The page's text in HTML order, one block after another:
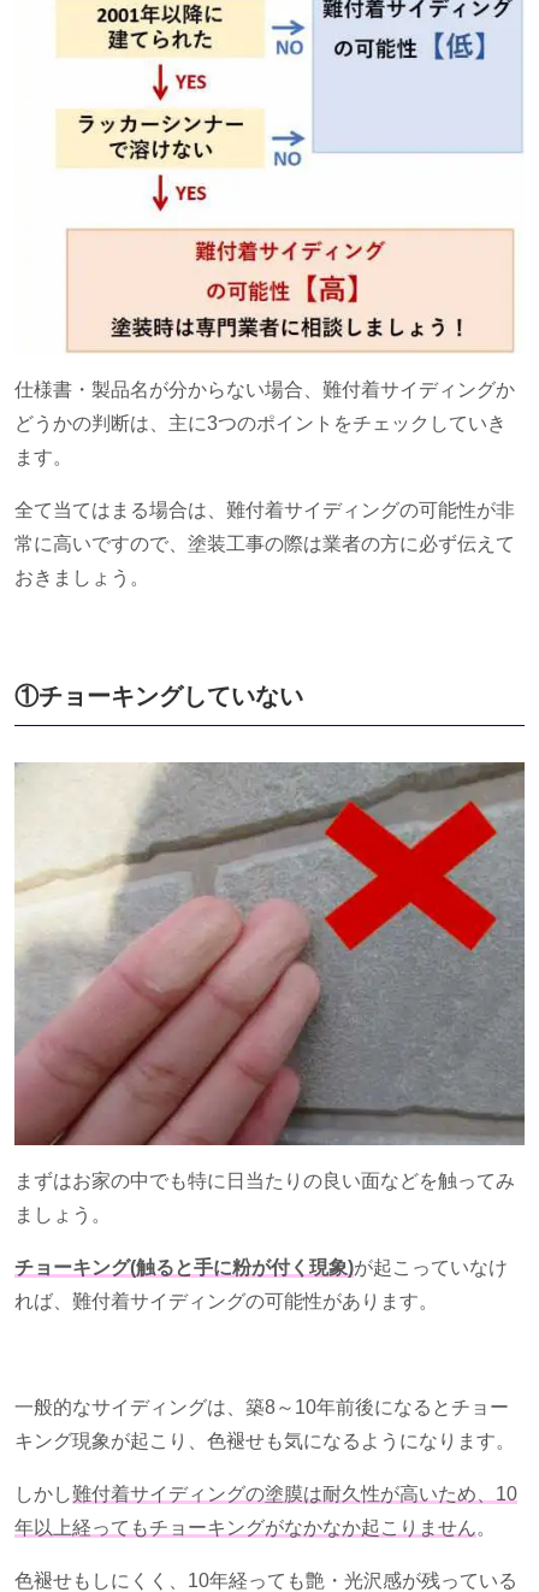
仕様書・製品名が分からない場合、難付着サイディングか
どうかの判断は、主に3つのポイントをチェックしていき
ます。
全て当てはまる場合は、難付着サイディングの可能性が非
常に高いですので、塗装工事の際は業者の方に必ず伝えて
おきましょう。
①チョーキングしていない
まずはお家の中でも特に日当たりの良い面などを触ってみ
ましょう。
チョーキング(触ると手に粉が付く現象)が起こっていなけ
れば、難付着サイディングの可能性があります。
一般的なサイディングは、築8～ 10年前後になるとチョー
キング現象が起こり、色褪せも気になるようになります。
しかし難付着サイディングの塗膜は耐久性が高いため、 10
年以上経ってもチョーキングがなかなか起こりません。
色褪せもしにくく、 10年経っても艶・光沢感が残っている